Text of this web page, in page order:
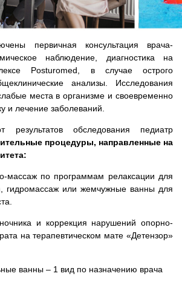
первичная консультация врача-
наблюдение, диагностика на
Posturomed, в случае острого
анализы. Исследования
места в организме и своевременно
и лечение заболеваний.
результатов обследования педиатр
процедуры, направленные на
массаж по программам релаксации для
гидромассаж или жемчужные ванны для
и коррекция нарушений опорно-
на терапевтическом мате «Детензор»
ванны – 1 вид по назначению врача